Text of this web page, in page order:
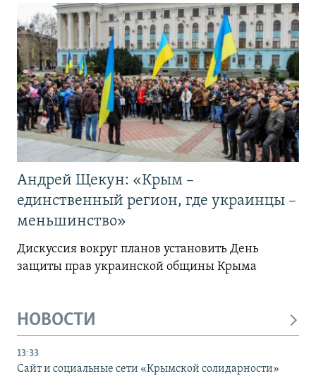
Андрей Щекун: «Крым –
единственный регион, где украинцы –
меньшинство»
Дискуссия вокруг планов установить День
защиты прав украинской общины Крыма
НОВОСТИ
13:33
Сайт и социальные сети «Крымской солидарности»